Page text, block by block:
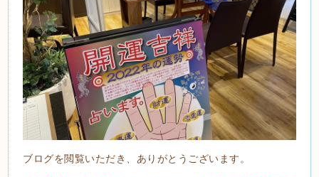
ブログを閲覧いただき、ありがとうございます。